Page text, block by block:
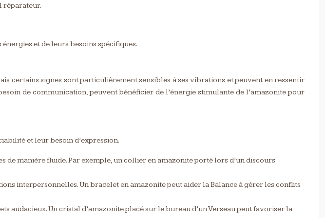
réparateur.
et de leurs besoins spécifiques.
certains signes sont particulièrement sensibles à ses vibrations et peuvent en ressentir
de communication, peuvent bénéficier de l’énergie stimulante de l’amazonite pour
et leur besoin d’expression.
manière fluide. Par exemple, un collier en amazonite porté lors d’un discours
interpersonnelles. Un bracelet en amazonite peut aider la Balance à gérer les conflits
audacieux. Un cristal d’amazonite placé sur le bureau d’un Verseau peut favoriser la